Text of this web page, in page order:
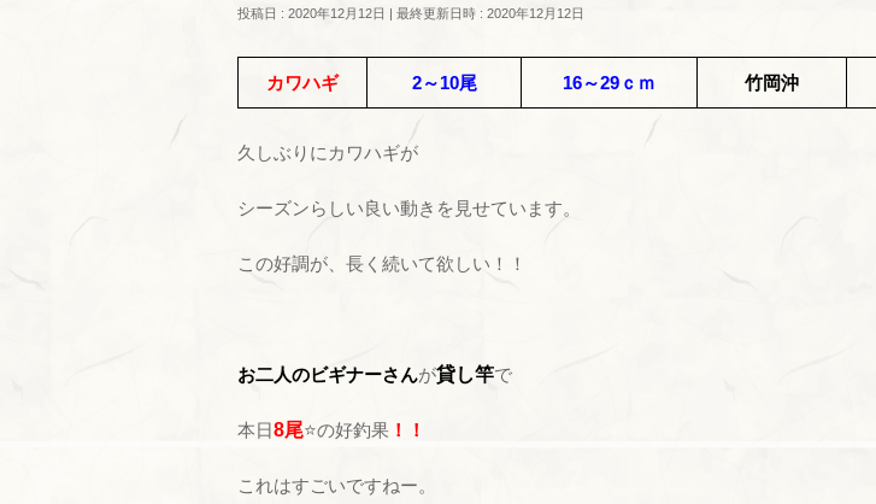
投稿日 : 2020年12月12日 最終更新日時 : 2020年12月12日
カワハギ 2～10尾 16～29ｃｍ 竹岡沖
久しぶりにカワハギが
シーズンらしい良い動きを見せています。
この好調が、長く続いて欲しい！！
お二人のビギナーさんが貸し竿で
本日8尾⭐の好釣果 ！！
これはすごいですねー。